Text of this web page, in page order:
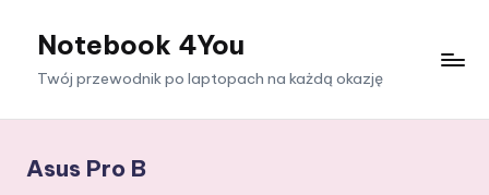
Notebook 4You
Twój przewodnik po laptopach na każdą okazję
Asus Pro B